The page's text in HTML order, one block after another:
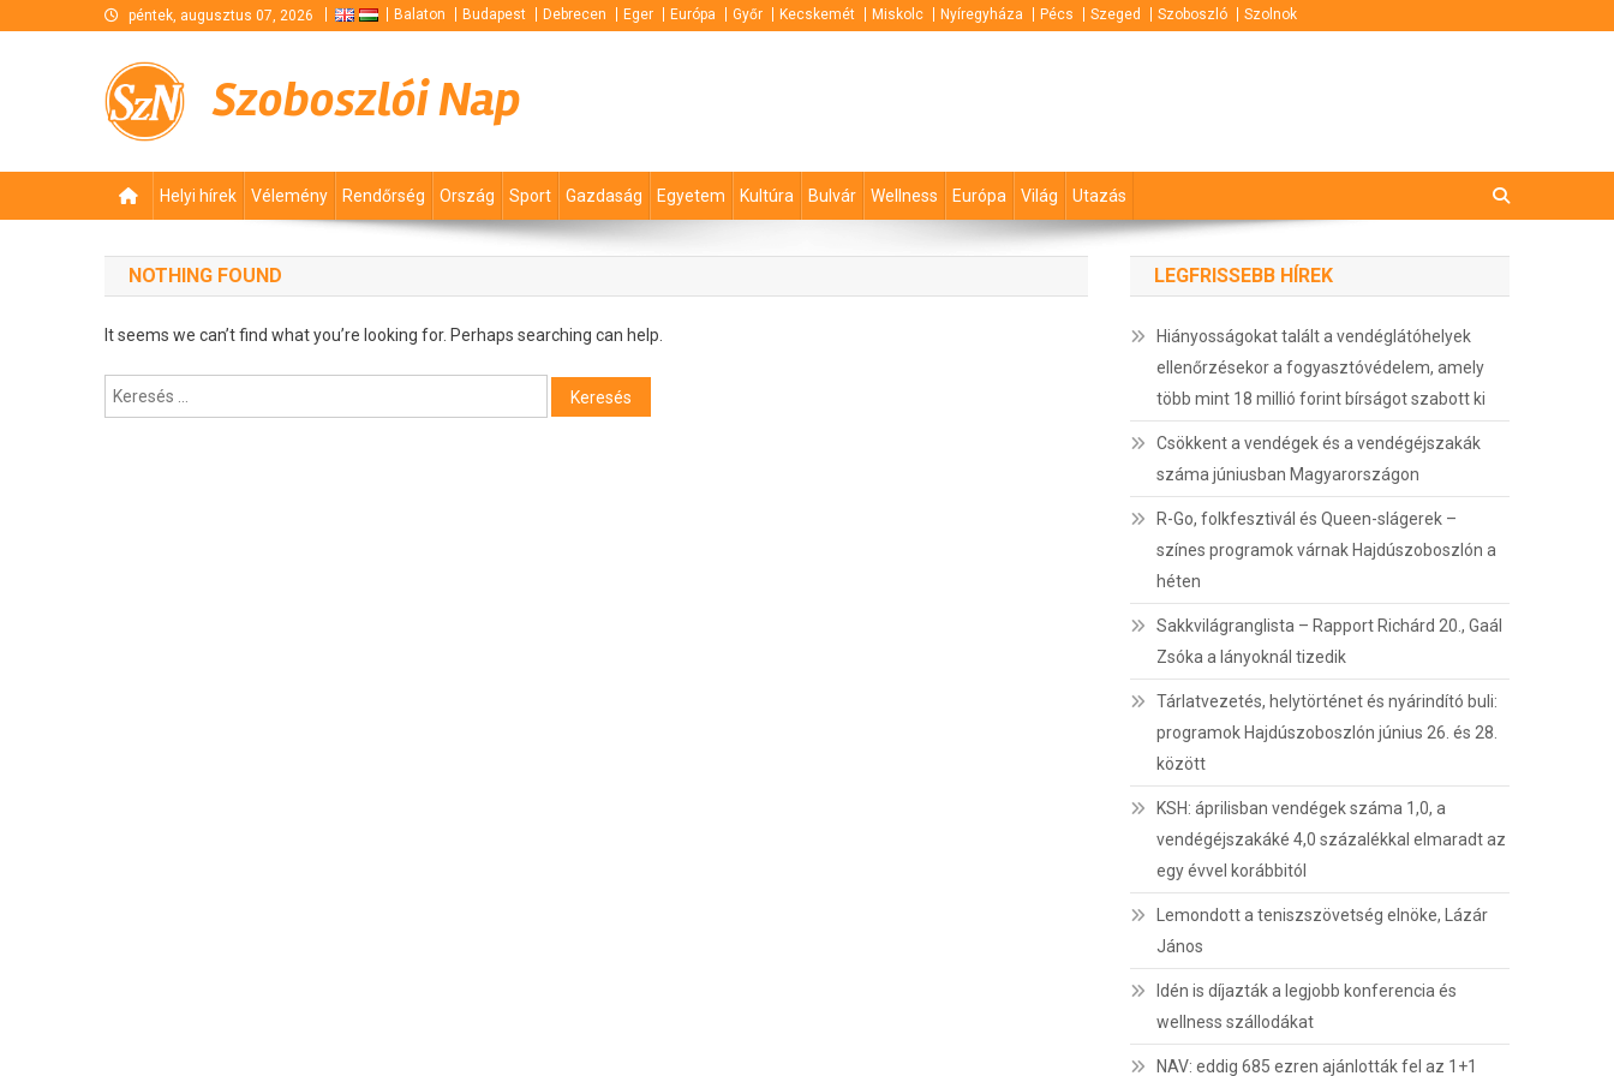
péntek, augusztus 07, 2026 Balaton Budapest Debrecen Eger Európa Győr Kecskemét Miskolc Nyíregyháza Pécs Szeged Szoboszló Szolnok
Szoboszlói Nap
Helyi hírek Vélemény Rendőrség Ország Sport Gazdaság Egyetem Kultúra Bulvár Wellness Európa Világ Utazás
NOTHING FOUND
It seems we can’t find what you’re looking for. Perhaps searching can help.
Keresés:
LEGFRISSEBB HÍREK
Hiányosságokat talált a vendéglátóhelyek
ellenőrzésekor a fogyasztóvédelem, amely
több mint 18 millió forint bírságot szabott ki
Csökkent a vendégek és a vendégéjszakák
száma júniusban Magyarországon
R-Go, folkfesztivál és Queen-slágerek –
színes programok várnak Hajdúszoboszlón a
héten
Sakkvilágranglista – Rapport Richárd 20., Gaál
Zsóka a lányoknál tizedik
Tárlatvezetés, helytörténet és nyárindító buli:
programok Hajdúszoboszlón június 26. és 28.
között
KSH: áprilisban vendégek száma 1,0, a
vendégéjszakáké 4,0 százalékkal elmaradt az
egy évvel korábbitól
Lemondott a teniszszövetség elnöke, Lázár
János
Idén is díjazták a legjobb konferencia és
wellness szállodákat
NAV: eddig 685 ezren ajánlották fel az 1+1